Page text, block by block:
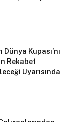
Dünya Kupası’nı
Rekabet
Uyarısında